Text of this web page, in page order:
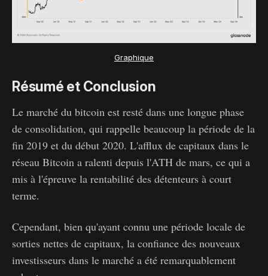
Graphique
Résumé et Conclusion
Le marché du bitcoin est resté dans une longue phase
de consolidation, qui rappelle beaucoup la période de la
fin 2019 et du début 2020. L'afflux de capitaux dans le
réseau Bitcoin a ralenti depuis l'ATH de mars, ce qui a
mis à l'épreuve la rentabilité des détenteurs à court
terme.
Cependant, bien qu'ayant connu une période locale de
sorties nettes de capitaux, la confiance des nouveaux
investisseurs dans le marché a été remarquablement